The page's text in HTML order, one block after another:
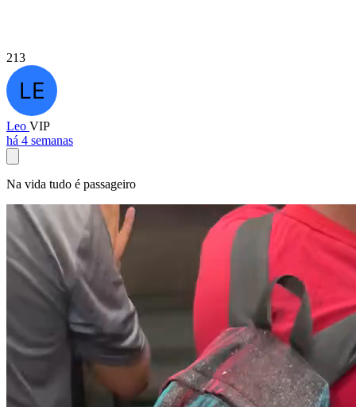
213
Leo VIP
há 4 semanas
Na vida tudo é passageiro